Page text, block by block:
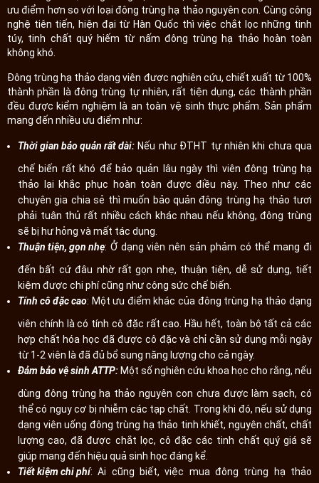
ưu điểm hơn so với loại đông trùng hạ thảo nguyên con. Cùng công
nghệ tiên tiến, hiện đại từ Hàn Quốc thì việc chắt lọc những tinh
túy, tinh chất quý hiếm từ nấm đông trùng hạ thảo hoàn toàn
không khó.
Đông trùng hạ thảo dạng viên được nghiên cứu, chiết xuất từ 100%
thành phần là đông trùng tự nhiên, rất tiện dụng, các thành phần
đều được kiểm nghiệm là an toàn vệ sinh thực phẩm. Sản phẩm
mang đến nhiều ưu điểm như:
Thời gian bảo quản rất dài: Nếu như ĐTHT tự nhiên khi chưa qua
chế biến rất khó để bảo quản lâu ngày thì viên đông trùng hạ
thảo lại khắc phục hoàn toàn được điều này. Theo như các
chuyên gia chia sẻ thì muốn bảo quản đông trùng hạ thảo tươi
phải tuân thủ rất nhiều cách khác nhau nếu không, đông trùng
sẽ bị hư hỏng và mất tác dụng.
Thuận tiện, gọn nhẹ: Ở dạng viên nên sản phảm có thể mang đi
đến bất cứ đâu nhờ rất gọn nhẹ, thuận tiện, dễ sử dụng, tiết
kiệm được chi phí cũng như công sức chế biến.
Tính cô đặc cao: Một ưu điểm khác của đông trùng hạ thảo dạng
viên chính là có tính cô đặc rất cao. Hầu hết, toàn bộ tất cả các
hợp chất hóa học đã được cô đặc và chỉ cần sử dụng mỗi ngày
từ 1-2 viên là đã đủ bổ sung năng lượng cho cả ngày.
Đảm bảo vệ sinh ATTP: Một số nghiên cứu khoa học cho rằng, nếu
dùng đông trùng hạ thảo nguyên con chưa được làm sạch, có
thể có nguy cơ bị nhiễm các tạp chất. Trong khi đó, nếu sử dụng
dạng viên uống đông trùng hạ thảo tinh khiết, nguyên chất, chất
lượng cao, đã được chắt lọc, cô đặc các tinh chất quý giá sẽ
giúp mang đến hiệu quả sinh học đáng kể.
Tiết kiệm chi phí: Ai cũng biết, việc mua đông trùng hạ thảo